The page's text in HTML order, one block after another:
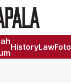
HistoryLawFoto